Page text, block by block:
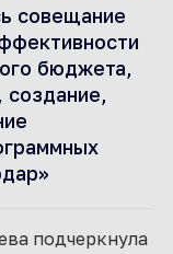
совещание
бюджета,
создание,
подчеркнула